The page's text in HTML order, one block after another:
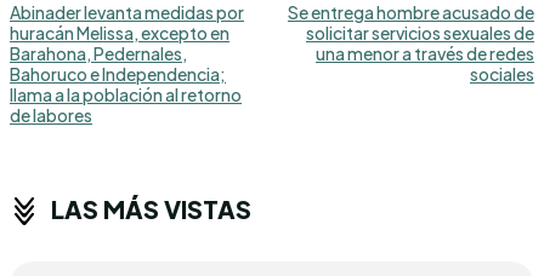
Abinader levanta medidas por
huracán Melissa, excepto en
Barahona, Pedernales,
Bahoruco e Independencia;
llama a la población al retorno
de labores
Se entrega hombre acusado de
solicitar servicios sexuales de
una menor a través de redes
sociales
LAS MÁS VISTAS